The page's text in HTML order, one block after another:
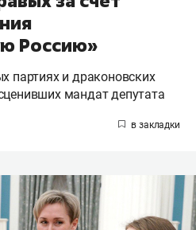
Россию»
партиях и драконовских
мандат депутата